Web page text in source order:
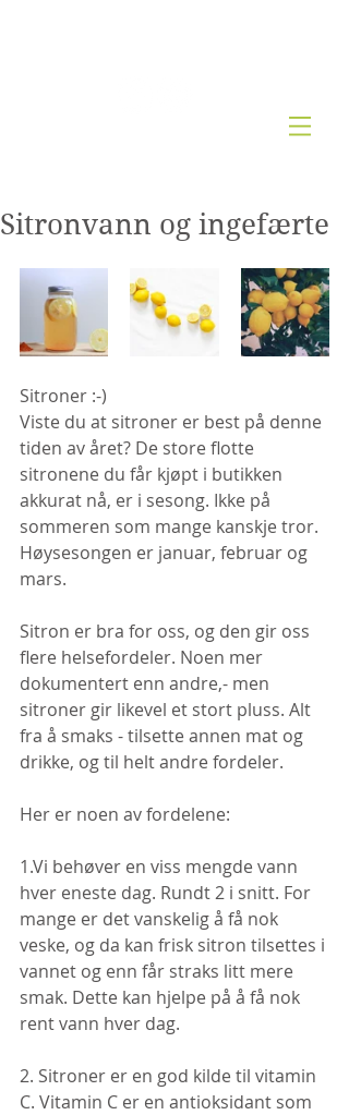
Sitronvann og ingefærte
Sitroner :-)
Viste du at sitroner er best på denne
tiden av året? De store flotte
sitronene du får kjøpt i butikken
akkurat nå, er i sesong. Ikke på
sommeren som mange kanskje tror.
Høysesongen er januar, februar og
mars.
Sitron er bra for oss, og den gir oss
flere helsefordeler. Noen mer
dokumentert enn andre,- men
sitroner gir likevel et stort pluss. Alt
fra å smaks - tilsette annen mat og
drikke, og til helt andre fordeler.
Her er noen av fordelene:
1.Vi behøver en viss mengde vann
hver eneste dag. Rundt 2 i snitt. For
mange er det vanskelig å få nok
veske, og da kan frisk sitron tilsettes i
vannet og enn får straks litt mere
smak. Dette kan hjelpe på å få nok
rent vann hver dag.
2. Sitroner er en god kilde til vitamin
C. Vitamin C er en antioksidant som